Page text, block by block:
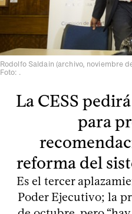
Rodolfo Saldain (archivo, noviembre
Foto: .
La CESS
para
reforma del
Es el tercer
Poder Ejecutivo; la